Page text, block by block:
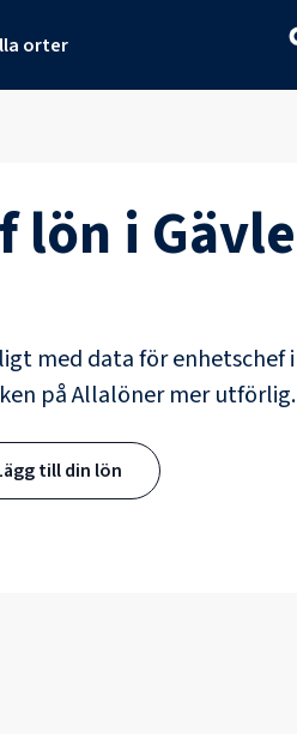
orter
lön i Gävle
med data förenhetschefi
på Allalöner mer utförlig.
till din lön